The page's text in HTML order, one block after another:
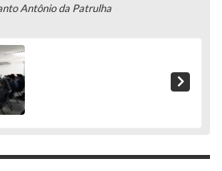
Antônio da Patrulha